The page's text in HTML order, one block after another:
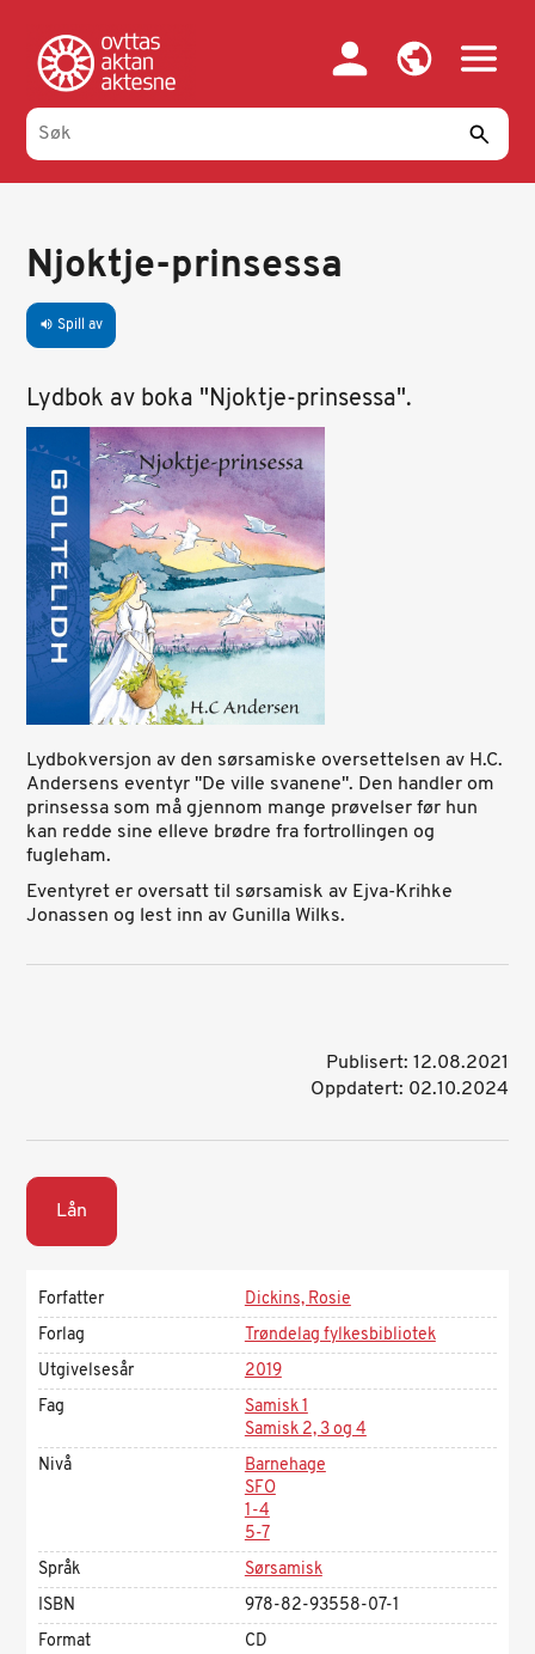
hovedinnhold
Njoktje-prinsessa
volume_up Spill av
Lydbok av boka "Njoktje-prinsessa".
Lydbokversjon av den sørsamiske oversettelsen av H.C.
Andersens eventyr "De ville svanene". Den handler om
prinsessa som må gjennom mange prøvelser før hun
kan redde sine elleve brødre fra fortrollingen og
fugleham.
Eventyret er oversatt til sørsamisk av Ejva-Krihke
Jonassen og lest inn av Gunilla Wilks.
Publisert: 12.08.2021
Oppdatert: 02.10.2024
Lån
Forfatter
Dickins, Rosie
Forlag
Trøndelag fylkesbibliotek
Utgivelsesår
2019
Fag
Samisk 1
Samisk 2, 3 og 4
Nivå
Barnehage
SFO
1-4
5-7
Språk
Sørsamisk
ISBN
978-82-93558-07-1
Format
CD